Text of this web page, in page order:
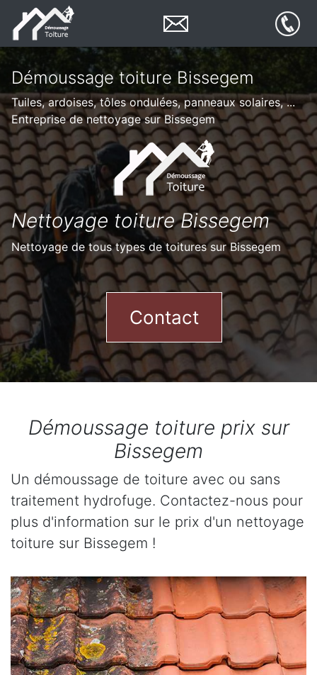
Démoussage toiture Bissegem
Tuiles, ardoises, tôles ondulées, panneaux solaires, ...
Entreprise de nettoyage sur Bissegem
Nettoyage toiture Bissegem
Nettoyage de tous types de toitures sur Bissegem
Contact
Démoussage toiture prix sur
Bissegem
Un démoussage de toiture avec ou sans
traitement hydrofuge. Contactez-nous pour
plus d'information sur le prix d'un nettoyage
toiture sur Bissegem !